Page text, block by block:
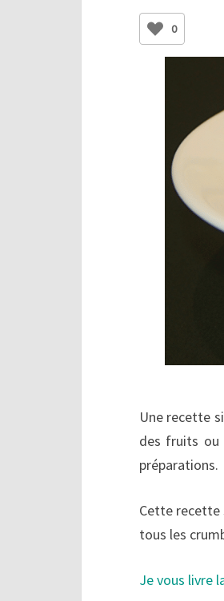
0
Une recette
des fruits ou
préparations.
Cette recette
tous les
Je vous livre